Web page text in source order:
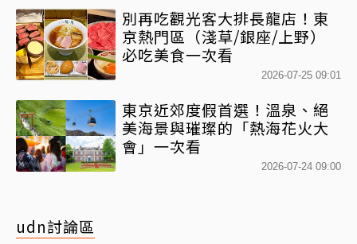
別再吃觀光客大排長龍店！東
京熱門區（淺草/銀座/上野）
必吃美食一次看
2026-07-25 09:01
東京近郊度假首選！溫泉、絕
美海景與璀璨的「熱海花火大
會」一次看
2026-07-24 09:00
udn討論區